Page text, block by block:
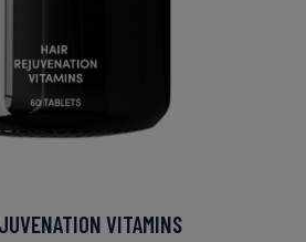
VITAMINS